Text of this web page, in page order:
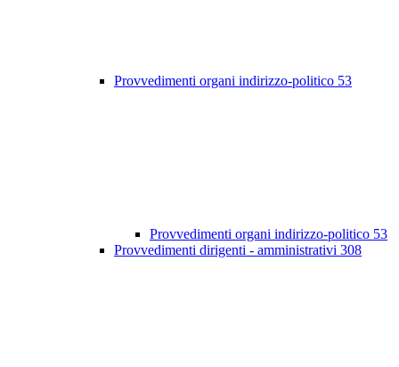
Provvedimenti organi indirizzo-politico 53
Provvedimenti organi indirizzo-politico 53
Provvedimenti dirigenti - amministrativi 308